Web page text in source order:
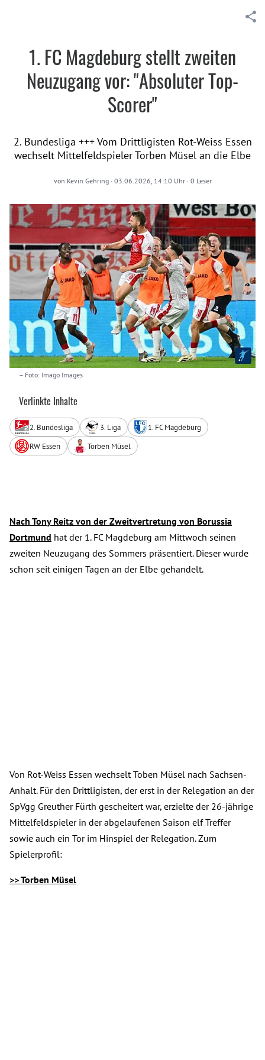
1. FC Magdeburg stellt zweiten
Neuzugang vor: "Absoluter Top-
Scorer"
2. Bundesliga +++ Vom Drittligisten Rot-Weiss Essen
wechselt Mittelfeldspieler Torben Müsel an die Elbe
von Kevin Gehring· 03.06.2026, 14:10 Uhr· 0 Leser
– Foto: Imago Images
Verlinkte Inhalte
2. Bundesliga 3. Liga
1. FC Magdeburg
RW Essen
Torben Müsel
Nach Tony Reitz von der Zweitvertretung von Borussia
Dortmund hat der 1. FC Magdeburg am Mittwoch seinen
zweiten Neuzugang des Sommers präsentiert. Dieser wurde
schon seit einigen Tagen an der Elbe gehandelt.
Von Rot-Weiss Essen wechselt Toben Müsel nach Sachsen-
Anhalt. Für den Drittligisten, der erst in der Relegation an der
SpVgg Greuther Fürth gescheitert war, erzielte der 26-jährige
Mittelfeldspieler in der abgelaufenen Saison elf Treffer
sowie auch ein Tor im Hinspiel der Relegation. Zum
Spielerprofil:
>> Torben Müsel